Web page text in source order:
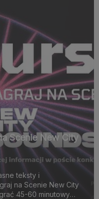
Scenie New City
teksty i
na Scenie New City
45-60 minutowy